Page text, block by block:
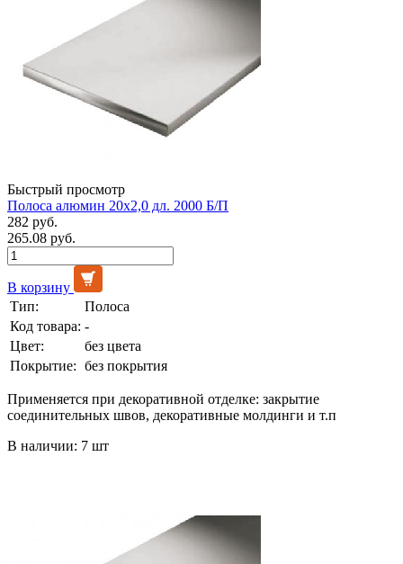
Быстрый просмотр
Полоса алюмин 20х2,0 дл. 2000 Б/П
282 руб.
265.08 руб.
В корзину
Тип:
Полоса
Код товара: -
Цвет:
без цвета
Покрытие: без покрытия
Применяется при декоративной отделке: закрытие
соединительных швов, декоративные молдинги и т.п
В наличии: 7 шт